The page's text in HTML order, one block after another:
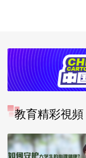
教育精彩視頻